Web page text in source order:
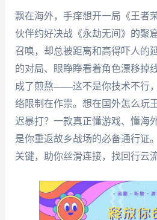
飘在海外，手痒想开一局《王者
伙伴约好决战《永劫无间》的聚
召唤，却总被距离和高得吓人的
的对局、眼睁睁看着角色漂移掉
成了煎熬——这不是你技术不行
络限制在作祟。想在国外怎么玩
迟暴打？一款真正懂游戏、懂海
是你重返故乡战场的必备通行证
关键，助你丝滑连接，找回行云